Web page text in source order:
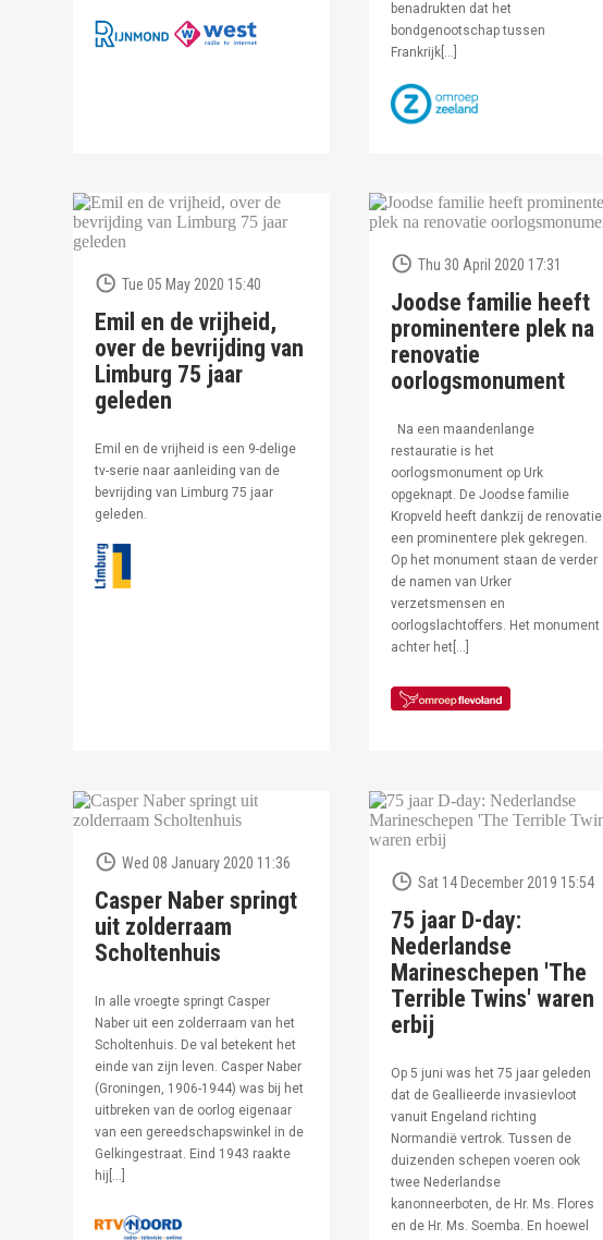
benadrukten dat het
bondgenootschap tussen
Frankrijk[…]
Tue 05 May 2020 15:40
Emil en de vrijheid,
over de bevrijding van
Limburg 75 jaar
geleden
Emil en de vrijheid is een 9-delige
tv-serie naar aanleiding van de
bevrijding van Limburg 75 jaar
geleden.
Thu 30 April 2020 17:31
Joodse familie heeft
prominentere plek na
renovatie
oorlogsmonument
Na een maandenlange
restauratie is het
oorlogsmonument op Urk
opgeknapt. De Joodse familie
Kropveld heeft dankzij de renovatie
een prominentere plek gekregen.
Op het monument staan de verder
de namen van Urker
verzetsmensen en
oorlogslachtoffers. Het monument
achter het[…]
Wed 08 January 2020 11:36
Casper Naber springt
uit zolderraam
Scholtenhuis
In alle vroegte springt Casper
Naber uit een zolderraam van het
Scholtenhuis. De val betekent het
einde van zijn leven. Casper Naber
(Groningen, 1906-1944) was bij het
uitbreken van de oorlog eigenaar
van een gereedschapswinkel in de
Gelkingestraat. Eind 1943 raakte
hij[…]
Sat 14 December 2019 15:54
75 jaar D-day:
Nederlandse
Marineschepen 'The
Terrible Twins' waren
erbij
Op 5 juni was het 75 jaar geleden
dat de Geallieerde invasievloot
vanuit Engeland richting
Normandië vertrok. Tussen de
duizenden schepen voeren ook
twee Nederlandse
kanonneerboten, de Hr. Ms. Flores
en de Hr. Ms. Soemba. En hoewel